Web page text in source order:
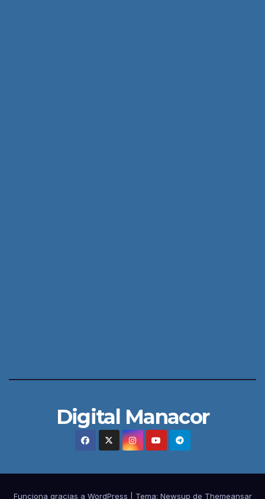
Digital Manacor
Funciona gracias a WordPress Tema: Newsup de Themeansar